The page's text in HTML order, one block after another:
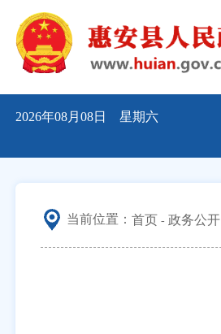
2026年08月08日 星期六
当前位置： 首页 政务公开